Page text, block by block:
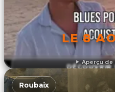
Aperçu
LE 8
DÉCOUVRIR
Roubaix